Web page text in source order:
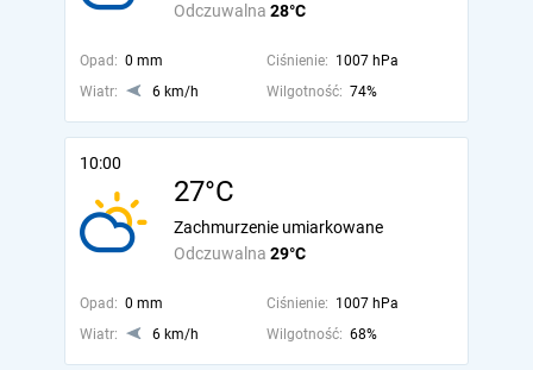
Odczuwalna 28°C
Opad: 0 mm Ciśnienie: 1007 hPa
Wiatr:
6 km/h Wilgotność: 74%
10:00
27°C
Odczuwalna 29°C
Zachmurzenie umiarkowane
Opad: 0 mm Ciśnienie: 1007 hPa
Wiatr:
6 km/h Wilgotność: 68%